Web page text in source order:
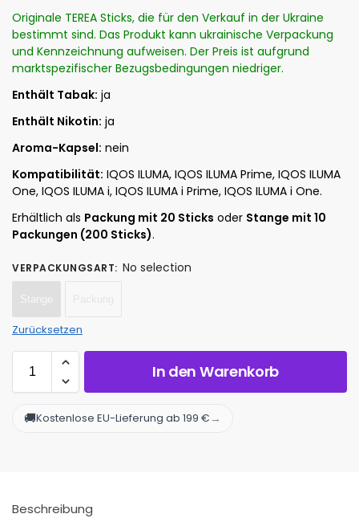
Originale TEREA Sticks, die für den Verkauf in der Ukraine
bestimmt sind. Das Produkt kann ukrainische Verpackung
und Kennzeichnung aufweisen. Der Preis ist aufgrund
marktspezifischer Bezugsbedingungen niedriger.
Enthält Tabak: ja
Enthält Nikotin: ja
Aroma-Kapsel: nein
Kompatibilität: IQOS ILUMA, IQOS ILUMA Prime, IQOS ILUMA
One, IQOS ILUMA i, IQOS ILUMA i Prime, IQOS ILUMA i One.
Erhältlich als Packung mit 20 Sticks oder Stange mit 10
Packungen (200 Sticks).
VERPACKUNGSART: No selection
Stange
Zurücksetzen
In den Warenkorb
🚚Kostenlose EU-Lieferung ab 199 € →
Beschreibung